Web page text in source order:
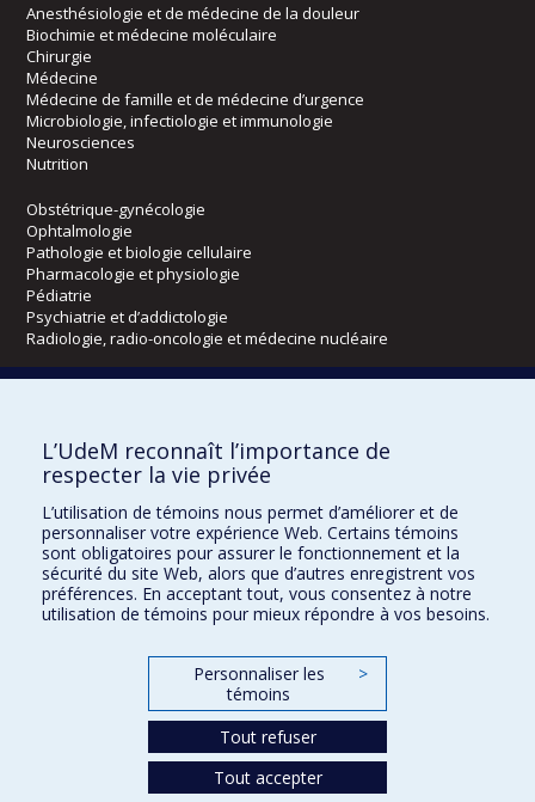
Anesthésiologie et de médecine de la douleur
Biochimie et médecine moléculaire
Chirurgie
Médecine
Médecine de famille et de médecine d’urgence
Microbiologie, infectiologie et immunologie
Neurosciences
Nutrition
Obstétrique-gynécologie
Ophtalmologie
Pathologie et biologie cellulaire
Pharmacologie et physiologie
Pédiatrie
Psychiatrie et d’addictologie
Radiologie, radio-oncologie et médecine nucléaire
Kinésiologie et des sciences de l’activité physique
Orthophonie et audiologie
Directions
DPC
CPASS
L’UdeM reconnaît l’importance de
respecter la vie privée
L’utilisation de témoins nous permet d’améliorer et de
personnaliser votre expérience Web. Certains témoins
sont obligatoires pour assurer le fonctionnement et la
sécurité du site Web, alors que d’autres enregistrent vos
préférences. En acceptant tout, vous consentez à notre
utilisation de témoins pour mieux répondre à vos besoins.
Personnaliser les
témoins
>
Tout refuser
Tout accepter